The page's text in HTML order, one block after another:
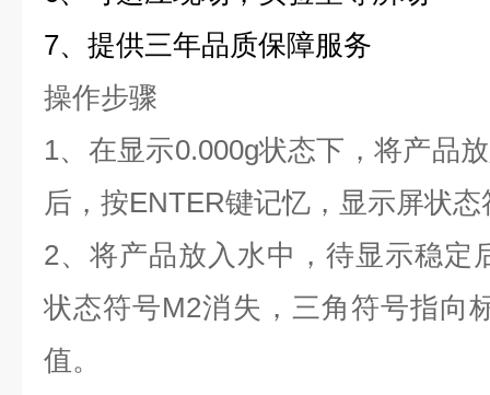
7、 提供三年品质保障服务
操作步骤
1、 在显示0.000g状态下，将产品
后 ，按ENTER键记忆 ，显示屏状
2、 将产品放入水中 ，待显示稳定
状态符号M2消失，三角符号指向
值。